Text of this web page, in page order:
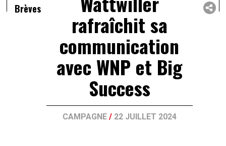
Brèves
rafraîchit sa
communication
avec WNP et Big
Success
CAMPAGNE/ 22 JUILLET 2024